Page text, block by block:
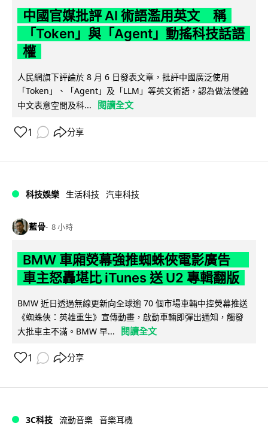
中國官媒批評 AI 術語濫用英文 稱
「Token」與「Agent」動搖科技話語
權
人民網旗下評論於 8 月 6 日發表文章，批評中國廣泛使用
「Token」、「Agent」及「LLM」等英文術語，認為做法侵蝕
中文表意空間及科...
閱讀全文
1 分享
科技娛樂 生活科技 汽車科技
藍骨 8 小時
BMW 車廂熒幕強推蜘蛛俠電影廣告
車主怒轟堪比 iTunes 送 U2 專輯翻版
BMW 近日透過無線更新向全球逾 70 個市場車輛中控熒幕推送
《蜘蛛俠：英雄重生》宣傳動畫，啟動車輛即彈出通知，觸發
大批車主不滿。BMW 早...
閱讀全文
1 分享
3C科技 流動音樂 音樂耳機